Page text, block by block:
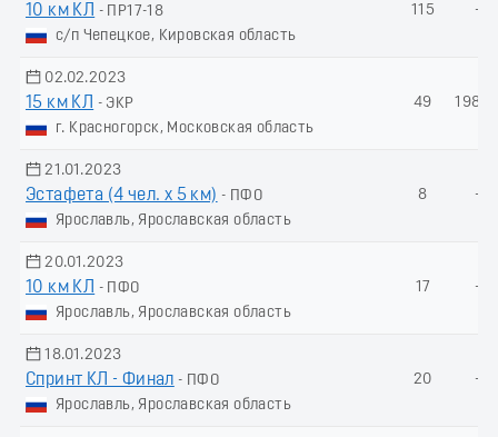
10 км КЛ
- ПР17-18
с/п Чепецкое, Кировская область
115 -
02.02.2023
15 км КЛ
- ЭКР
г. Красногорск, Московская область
49 198.71
21.01.2023
Эстафета (4 чел. х 5 км) - ПФО
Ярославль, Ярославская область
8 -
20.01.2023
10 км КЛ
- ПФО
Ярославль, Ярославская область
17 -
18.01.2023
Спринт КЛ - Финал - ПФО
Ярославль, Ярославская область
20 -